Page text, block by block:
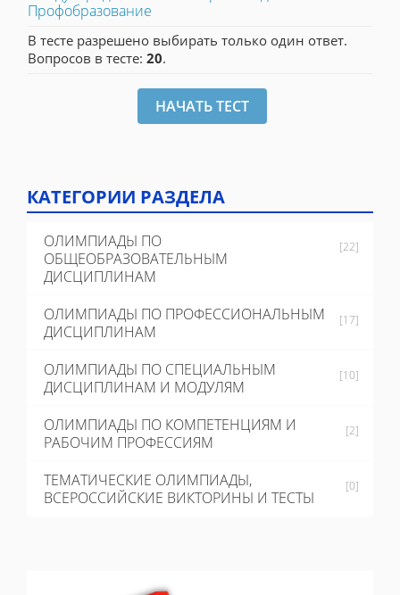
Профобразование
В тесте разрешено выбирать только один ответ.
Вопросов в тесте: 20.
КАТЕГОРИИ РАЗДЕЛА
ОЛИМПИАДЫ ПО
ОБЩЕОБРАЗОВАТЕЛЬНЫМ
ДИСЦИПЛИНАМ
[22]
ОЛИМПИАДЫ ПО ПРОФЕССИОНАЛЬНЫМ
ДИСЦИПЛИНАМ
[17]
ОЛИМПИАДЫ ПО СПЕЦИАЛЬНЫМ
ДИСЦИПЛИНАМ И МОДУЛЯМ
[10]
ОЛИМПИАДЫ ПО КОМПЕТЕНЦИЯМ И
РАБОЧИМ ПРОФЕССИЯМ
[2]
ТЕМАТИЧЕСКИЕ ОЛИМПИАДЫ,
ВСЕРОССИЙСКИЕ ВИКТОРИНЫ И ТЕСТЫ
[0]